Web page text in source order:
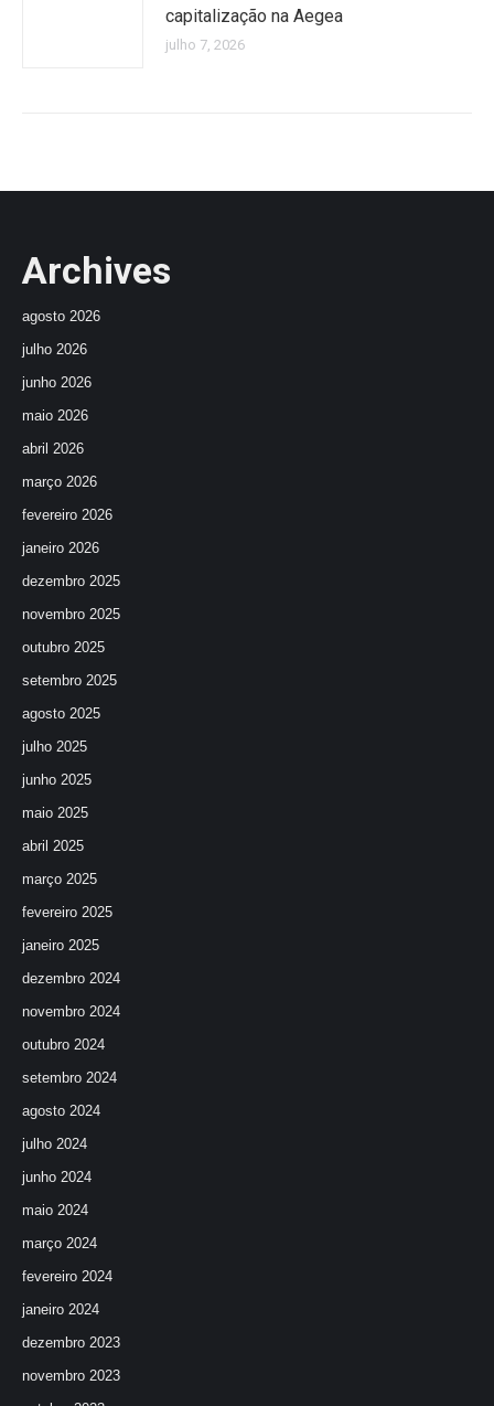
capitalização na Aegea
julho 7, 2026
Archives
agosto 2026
julho 2026
junho 2026
maio 2026
abril 2026
março 2026
fevereiro 2026
janeiro 2026
dezembro 2025
novembro 2025
outubro 2025
setembro 2025
agosto 2025
julho 2025
junho 2025
maio 2025
abril 2025
março 2025
fevereiro 2025
janeiro 2025
dezembro 2024
novembro 2024
outubro 2024
setembro 2024
agosto 2024
julho 2024
junho 2024
maio 2024
março 2024
fevereiro 2024
janeiro 2024
dezembro 2023
novembro 2023